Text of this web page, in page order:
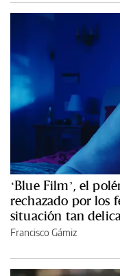
‘Blue Film’, el
rechazado por los
situación tan
Francisco Gámiz